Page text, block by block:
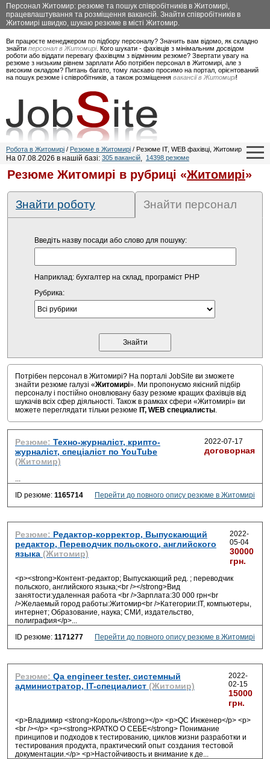
Персонал Житомир: резюме та пошук співробітників в Житомирі,
працевлаштування та розміщення вакансій. Знайти співробітників в
Житомирі швидко, шукаю резюме в місті Житомир.
Ви працюєте менеджером по підбору персоналу? Значить вам відомо, як складно
знайти персонал в Житомирі. Кого шукати - фахівців з мінімальним досвідом
роботи або віддати перевагу фахівцям з відмінним резюме? Звертати увагу на
резюме з низьким рівнем зарплати Або потрібен персонал в Житомирі, але з
високим окладом? Питань багато, тому ласкаво просимо на портал, орієнтований
на пошук резюме і співробітників, а також розміщення вакансії в Житомирі!
Робота в Житомирі / Резюме в Житомирі / Резюме IT, WEB фахівці, Житомир
На 07.08.2026 в нашій базі: 305 вакансій, 14398 резюме
Резюме Житомирі в рубриці «Житомирі»
Знайти роботу Знайти персонал
Введіть назву посади або слово для пошуку:
Наприклад: бухгалтер на склад, програміст PHP
Рубрика:
Потрібен персонал в Житомирі? На порталі JobSite ви зможете
знайти резюме галузі «Житомирі». Ми пропонуємо якісний підбір
персоналу і постійно оновлювану базу резюме кращих фахівців від
шукачів всіх сфер діяльності. Також в рамках сфери «Житомирі» ви
можете переглядати тільки резюме IT, WEB специалисты.
Резюме: Техно-журналіст, крипто-
журналіст, спеціаліст по YouTube
(Житомир)
2022-07-17
договорная
...
ID резюме: 1165714 Перейти до повного опису резюме в Житомирі
Резюме: Редактор-корректор, Выпускающий
редактор, Переводчик польского, английского
языка (Житомир)
2022-
05-04
30000
грн.
<p><strong>Контент-редактор; Выпускающий ред. ; переводчик
польского, английского языка;<br /></strong>Вид
занятости:удаленная работа <br />Зарплата:30 000 грн<br
/>Желаемый город работы:Житомир<br />Категории:IT, компьютеры,
интернет; Образование, наука; СМИ, издательство,
полиграфия</p>...
ID резюме: 1171277 Перейти до повного опису резюме в Житомирі
Резюме: Qa engineer tester, системный
администратор, IT-специалист (Житомир)
2022-
02-15
15000
грн.
<p>Владимир <strong>Король</strong></p> <p>QC Инженер</p> <p>
<br /></p> <p><strong>КРАТКО О СЕБЕ</strong> Понимание
принципов и подходов к тестированию, циклов жизни разработки и
тестирования продукта, практический опыт создания тестовой
документации.</p> <p>Настойчивость и внимание к де...